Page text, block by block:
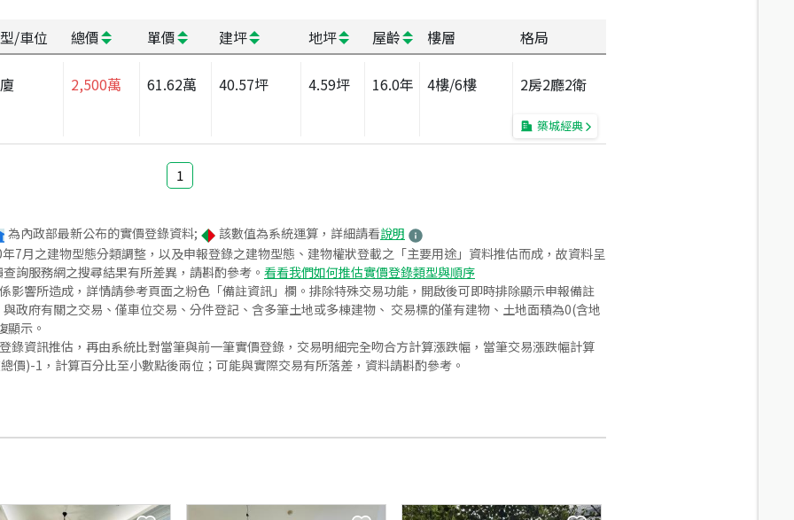
/車位 總價 單價 建坪 地坪 屋齡 樓層 格局
2,500萬 61.62萬 40.57坪 4.59坪 16.0年 4樓/6樓 2房2廳2衛
築城經典
1
為內政部最新公布的實價登錄資料; 該數值為系統運算，詳細請看說明
7月之建物型態分類調整，以及申報登錄之建物型態、建物權狀登載之「主要用途」資料推估而成，故資料呈
詢服務網之搜尋結果有所差異，請斟酌參考。 看看我們如何推估實價登錄類型與順序
影響所造成，詳情請參考頁面之粉色「備註資訊」欄。排除特殊交易功能，開啟後可即時排除顯示申報備註
政府有關之交易、僅車位交易、分件登記、含多筆土地或多棟建物、 交易標的僅有建物、土地面積為0(含地
顯示。
錄資訊推估，再由系統比對當筆與前一筆實價登錄，交易明細完全吻合方計算漲跌幅，當筆交易漲跌幅計算
價)-1，計算百分比至小數點後兩位；可能與實際交易有所落差，資料請斟酌參考。